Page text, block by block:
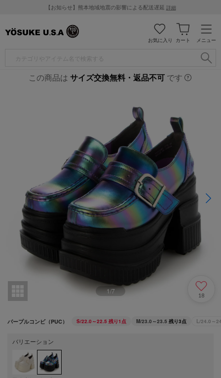
【お知らせ】熊本地域地震の影響による配送遅延 詳細
メニュー
カート
お気に入り
この商品は サイズ交換無料・返品不可 です
1/7
18
パープルコンビ（PUC） S/22.0～22.5 残り1点 M/23.0～23.5 残り3点 L/24.0～
バリエーション